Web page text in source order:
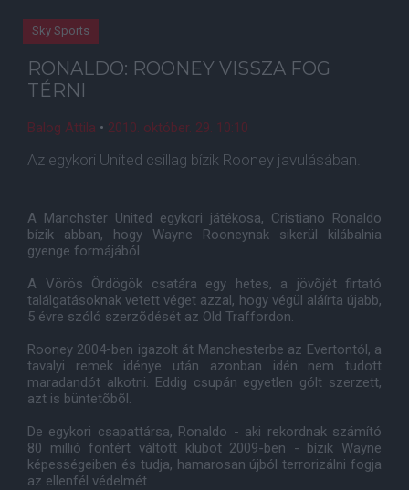
Sky Sports
RONALDO: ROONEY VISSZA FOG
TÉRNI
Balog Attila • 2010. október. 29. 10:10
Az egykori United csillag bízik Rooney javulásában.
A Manchster United egykori játékosa, Cristiano Ronaldo
bízik abban, hogy Wayne Rooneynak sikerül kilábalnia
gyenge formájából.
A Vörös Ördögök csatára egy hetes, a jövõjét firtató
találgatásoknak vetett véget azzal, hogy végül aláírta újabb,
5 évre szóló szerzõdését az Old Traffordon.
Rooney 2004-ben igazolt át Manchesterbe az Evertontól, a
tavalyi remek idénye után azonban idén nem tudott
maradandót alkotni. Eddig csupán egyetlen gólt szerzett,
azt is büntetõbõl.
De egykori csapattársa, Ronaldo - aki rekordnak számító
80 millió fontért váltott klubot 2009-ben - bízik Wayne
képességeiben és tudja, hamarosan újból terrorizálni fogja
az ellenfél védelmét.